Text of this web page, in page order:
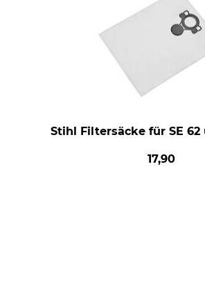
Stihl Filtersäcke für SE 62
17,90